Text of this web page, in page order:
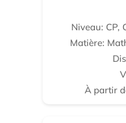
Niveau: CP,
Matière:
À partir